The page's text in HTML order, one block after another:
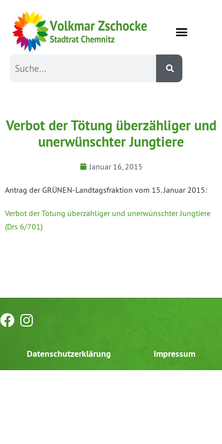
Verbot der Tötung überzähliger und
unerwünschter Jungtiere
Januar 16, 2015
Antrag der GRÜNEN-Landtagsfraktion vom 15. Januar 2015:
Verbot der Tötung überzähliger und unerwünschter Jungtiere
(Drs 6/701)
Datenschutzerklärung Impressum